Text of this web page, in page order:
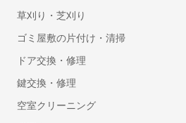
人事管理システム
eラーニングシステム
Web面接(オンライン面接)ツール
マイナンバー管理システム
採用サイト制作サービス
草刈り・芝刈り
ゴミ屋敷の片付け・清掃
ドア交換・修理
鍵交換・修理
空室クリーニング